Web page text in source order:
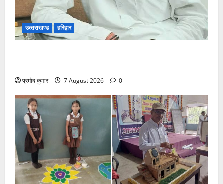
उत्‍तराखण्‍ड हरिद्वार
प्रमोद कुमार 7 August 2026 0